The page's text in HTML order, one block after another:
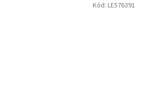
Kód: LE576391